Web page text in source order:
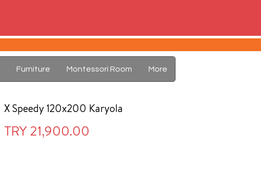
Furniture Montessori Room More
X Speedy 120x200 Karyola
TRY 21,900.00